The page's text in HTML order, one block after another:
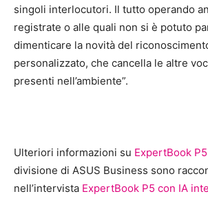
singoli interlocutori. Il tutto operando
registrate o alle quali non si è potuto
dimenticare la novità del
personalizzato, che cancella le altre
presenti nell’ambiente”.
Ulteriori informazioni su ExpertBook P5
divisione di ASUS Business sono
nell’intervista ExpertBook P5 con IA